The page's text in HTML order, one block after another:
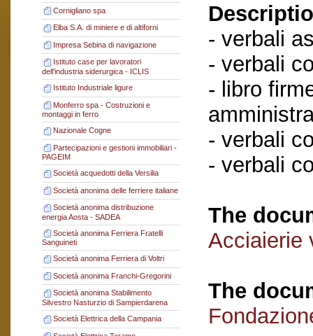
Cornigliano spa
Elba S.A. di miniere e di altiforni
Impresa Sebina di navigazione
Istituto case per lavoratori
dell'industria siderurgica - ICLIS
Istituto Industriale ligure
Monferro spa - Costruzioni e
montaggi in ferro
Nazionale Cogne
Partecipazioni e gestioni immobiliari -
PAGEIM
Società acquedotti della Versilia
Società anonima delle ferriere italiane
Società anonima distribuzione
energia Aosta - SADEA
Società anonima Ferriera Fratelli
Sanguineti
Società anonima Ferriera di Voltri
Società anonima Franchi-Gregorini
Società anonima Stabilimento
Silvestro Nasturzio di Sampierdarena
Società Elettrica della Campania
- verbali
- verbali
- libro
- verbali
- verbali
The
Acciaierie
The